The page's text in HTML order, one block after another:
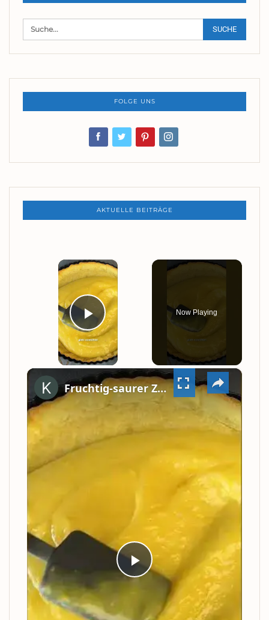
FOLGE UNS
AKTUELLE BEITRÄGE
×
PLAY
VIDEO
Now Playing
×
PLAY
VIDEO
Fruchtig-saurer Zitronen-Baiser-Kuchen #shorts